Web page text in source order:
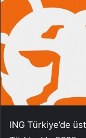
ING Türkiye’de